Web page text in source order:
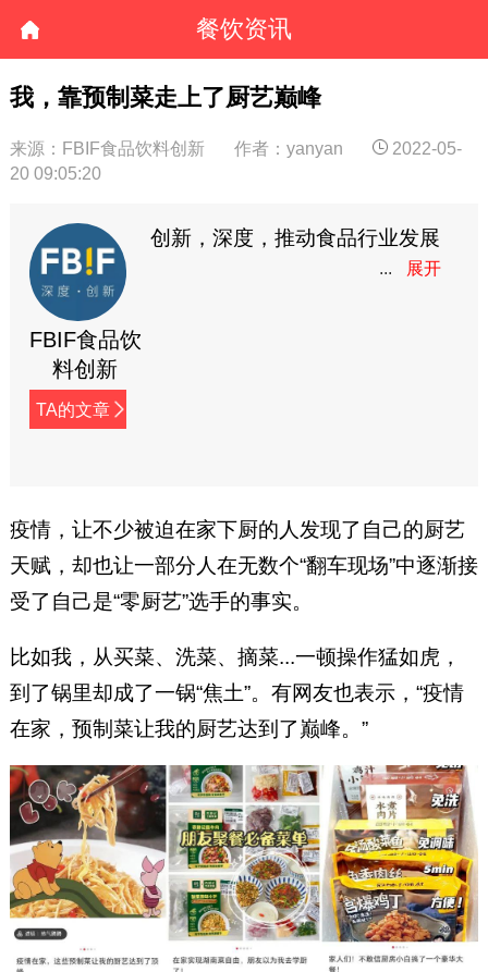
餐饮资讯
我，靠预制菜走上了厨艺巅峰
来源：FBIF食品饮料创新 作者：yanyan
2022-05-
20 09:05:20
FBIF食品饮
料创新
TA的文章
创新，深度，推动食品行业发展
疫情，让不少被迫在家下厨的人发现了自己的厨艺
天赋，却也让一部分人在无数个“翻车现场”中逐渐接
受了自己是“零厨艺”选手的事实。
比如我，从买菜、洗菜、摘菜...一顿操作猛如虎，
到了锅里却成了一锅“焦土”。有网友也表示，“疫情
在家，预制菜让我的厨艺达到了巅峰。”